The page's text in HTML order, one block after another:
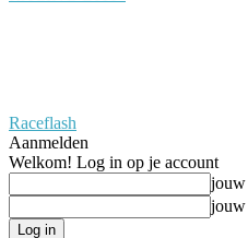
Raceflash
Aanmelden
Welkom! Log in op je account
jouw
jouw